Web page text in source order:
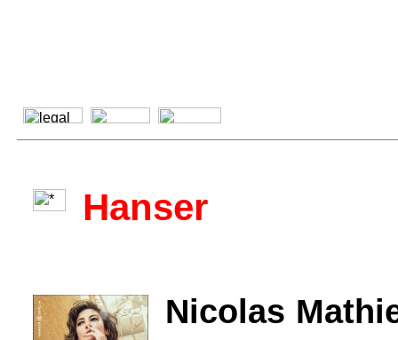
Hanser
Nicolas